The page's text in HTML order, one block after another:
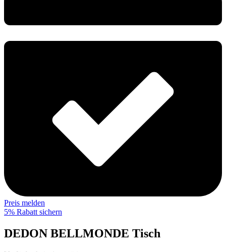
Preis melden
5% Rabatt sichern
DEDON BELLMONDE Tisch